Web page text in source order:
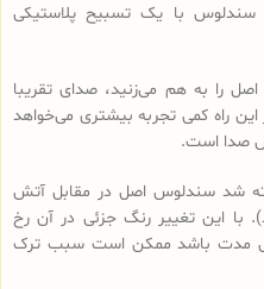
سندلوس با یک تسبیح پلاستیکی
را به هم می‌زنید، صدای تقریبا
راه کمی تجربه بیشتری می‌خواهد
صدا است.
شد سندلوس اصل در مقابل آتش
با این تغییر رنگ جزئی در آن رخ
مدت باشد ممکن است سبب ترک